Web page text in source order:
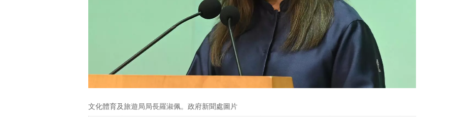
文化體育及旅遊局局長羅淑佩。政府新聞處圖片